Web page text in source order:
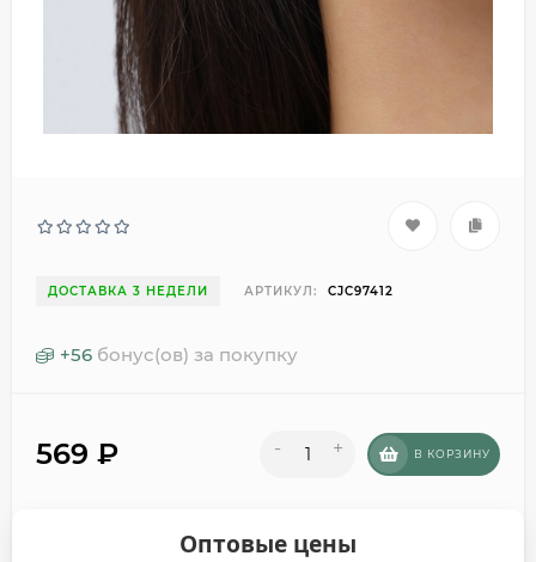
ДОСТАВКА 3 НЕДЕЛИ АРТИКУЛ: CJC97412
+56 бонус(ов) за покупку
569 ₽ - + В КОРЗИНУ
Оптовые цены